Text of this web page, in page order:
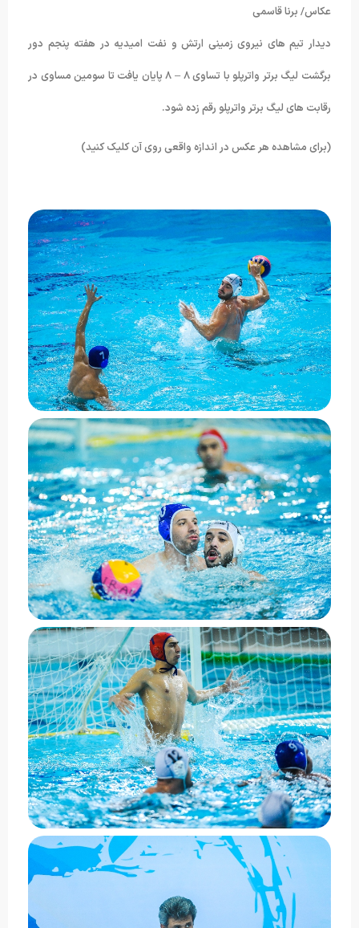
عکاس/ برنا قاسمی
دیدار تیم های نیروی زمینی ارتش و نفت امیدیه در هفته پنجم دور
برگشت لیگ برتر واترپلو با تساوی ۸ – ۸ پایان یافت تا سومین مساوی در
رقابت های لیگ برتر واترپلو رقم زده شود.
(برای مشاهده هر عکس در اندازه واقعی روی آن کلیک کنید)